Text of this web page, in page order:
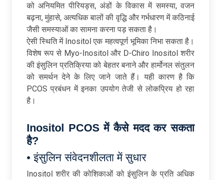
को अनियमित पीरियड्स, अंडों के विकास में समस्या, वजन
बढ़ना, मुंहासे, अत्यधिक बालों की वृद्धि और गर्भधारण में कठिनाई
जैसी समस्याओं का सामना करना पड़ सकता है।
ऐसी स्थिति में Inositol एक महत्वपूर्ण भूमिका निभा सकता है।
विशेष रूप से Myo-Inositol और D-Chiro Inositol शरीर
की इंसुलिन प्रतिक्रिया को बेहतर बनाने और हार्मोनल संतुलन
को समर्थन देने के लिए जाने जाते हैं। यही कारण है कि
PCOS प्रबंधन में इनका उपयोग तेजी से लोकप्रिय हो रहा
है।
Inositol PCOS में कैसे मदद कर सकता
है?
• इंसुलिन संवेदनशीलता में सुधार
Inositol शरीर की कोशिकाओं को इंसुलिन के प्रति अधिक